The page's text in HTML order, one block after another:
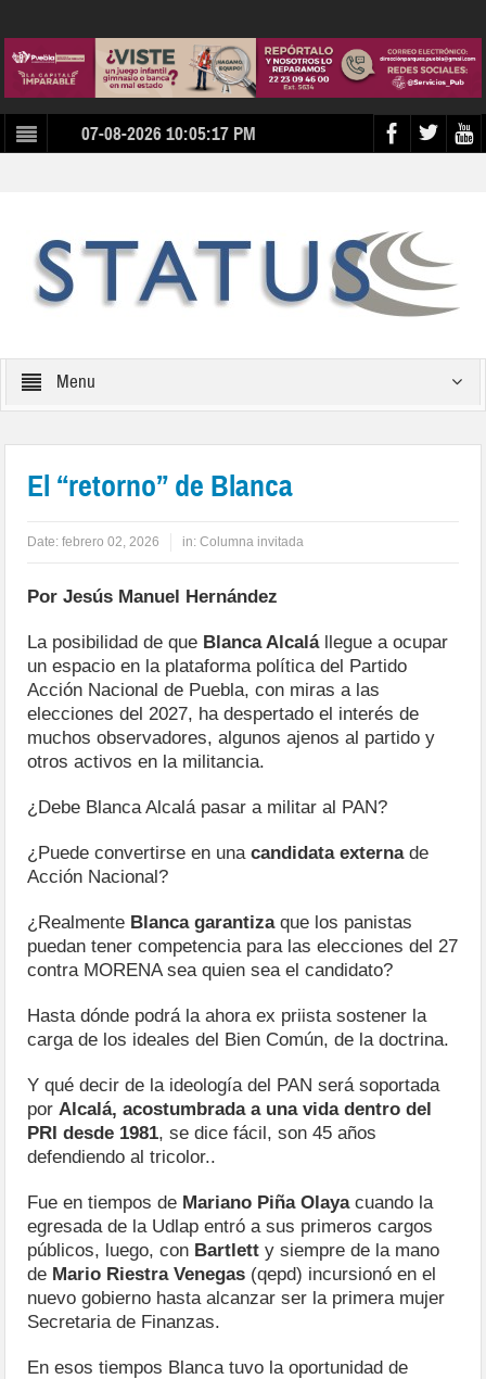
07-08-2026 10:05:17 PM
Menu
El “retorno” de Blanca
Date:febrero 02, 2026 in:Columna invitada
Por Jesús Manuel Hernández
La posibilidad de que Blanca Alcalállegue a ocupar
un espacio en la plataforma política del Partido
Acción Nacional de Puebla, con miras a las
elecciones del 2027, ha despertado el interés de
muchos observadores, algunos ajenos al partido y
otros activos en la militancia.
¿Debe Blanca Alcalá pasar a militar al PAN?
¿Puede convertirse en unacandidata externade
Acción Nacional?
¿Realmente Blanca garantizaque los panistas
puedan tener competencia para las elecciones del 27
contra MORENA sea quien sea el candidato?
Hasta dónde podrá la ahora ex priista sostener la
carga de los ideales del Bien Común, de la doctrina.
Y qué decir de la ideología del PAN será soportada
porAlcalá, acostumbrada a una vida dentro del
PRI desde 1981, se dice fácil, son 45 años
defendiendo al tricolor..
Fue en tiempos de Mariano Piña Olayacuando la
egresada de la Udlap entró a sus primeros cargos
públicos, luego, con Bartlett y siempre de la mano
de Mario Riestra Venegas (qepd) incursionó en el
nuevo gobierno hasta alcanzar ser la primera mujer
Secretaria de Finanzas.
En esos tiempos Blanca tuvo la oportunidad de